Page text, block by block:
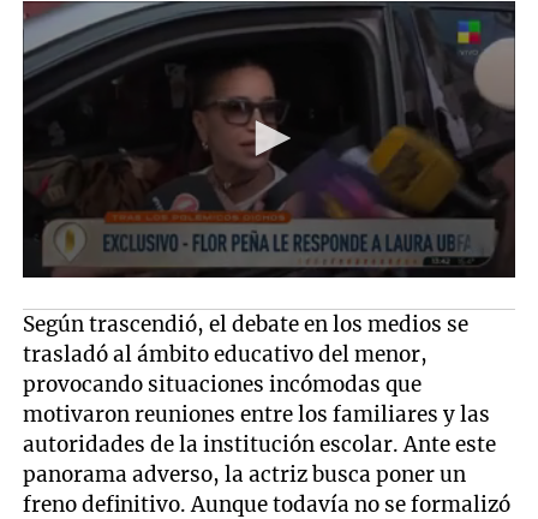
Según trascendió, el debate en los medios se
trasladó al ámbito educativo del menor,
provocando situaciones incómodas que
motivaron reuniones entre los familiares y las
autoridades de la institución escolar. Ante este
panorama adverso, la actriz busca poner un
freno definitivo. Aunque todavía no se formalizó